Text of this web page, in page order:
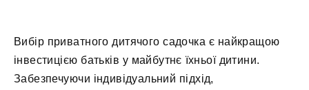
Вибір приватного дитячого садочка є найкращою
інвестицією батьків у майбутнє їхньої дитини.
Забезпечуючи індивідуальний підхід,